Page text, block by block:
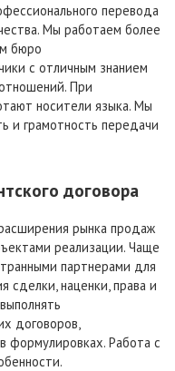
перевода
Мы работаем более
бюро
с отличным знанием
При
носители языка. Мы
и грамотность передачи
договора
рынка продаж
реализации. Чаще
партнерами для
сделки, наценки, права и
договоров,
формулировках. Работа с